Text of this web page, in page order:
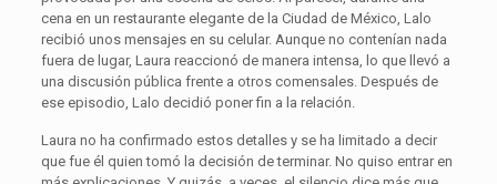
cena en un restaurante elegante de la Ciudad de México, Lalo
recibió unos mensajes en su celular. Aunque no contenían nada
fuera de lugar, Laura reaccionó de manera intensa, lo que llevó a
una discusión pública frente a otros comensales. Después de
ese episodio, Lalo decidió poner fin a la relación.
Laura no ha confirmado estos detalles y se ha limitado a decir
que fue él quien tomó la decisión de terminar. No quiso entrar en